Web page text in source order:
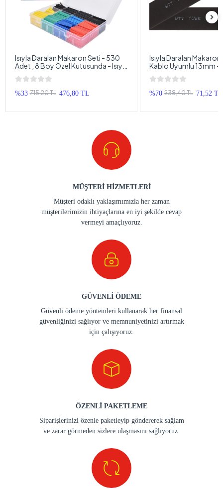
Isıyla Daralan Makaron Seti - 530
Adet , 8 Boy Özel Kutusunda - Isıyla
Daralan Makoron
%33 715,20 TL 476,80 TL
Isıyla Daralan
Kablo Uyumlu 13mm -
Daralan Makoron - 1
%70 238,40 TL 71,52 TL
MÜŞTERİ HİZMETLERİ
Müşteri odaklı yaklaşımımızla her zaman
müşterilerimizin ihtiyaçlarına en iyi şekilde cevap
vermeyi amaçlıyoruz.
GÜVENLİ ÖDEME
Güvenli ödeme yöntemleri kullanarak her finansal
güvenliğinizi sağlıyor ve memnuniyetinizi artırmak
için çalışıyoruz.
ÖZENLİ PAKETLEME
Siparişlerinizi özenle paketleyip göndererek sağlam
ve zarar görmeden sizlere ulaşmasını sağlıyoruz.